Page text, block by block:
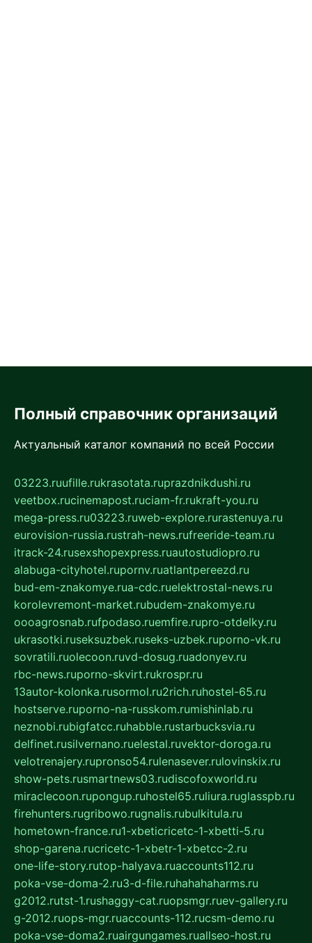
Полный справочник организаций
Актуальный каталог компаний по всей России
03223.ruufille.rukrasotata.ruprazdnikdushi.ru
veetbox.rucinemapost.ruciam-fr.rukraft-you.ru
mega-press.ru03223.ruweb-explore.rurastenuya.ru
eurovision-russia.rustrah-news.rufreeride-team.ru
itrack-24.rusexshopexpress.ruautostudiopro.ru
alabuga-cityhotel.rupornv.ruatlantpereezd.ru
bud-em-znakomye.rua-cdc.ruelektrostal-news.ru
korolevremont-market.rubudem-znakomye.ru
oooagrosnab.rufpodaso.ruemfire.rupro-otdelky.ru
ukrasotki.ruseksuzbek.ruseks-uzbek.ruporno-vk.ru
sovratili.ruolecoon.ruvd-dosug.ruadonyev.ru
rbc-news.ruporno-skvirt.rukrospr.ru
13autor-kolonka.rusormol.ru2rich.ruhostel-65.ru
hostserve.ruporno-na-russkom.rumishinlab.ru
neznobi.rubigfatcc.ruhabble.rustarbucksvia.ru
delfinet.rusilvernano.ruelestal.ruvektor-doroga.ru
velotrenajery.rupronso54.rulenasever.rulovinskix.ru
show-pets.rusmartnews03.rudiscofoxworld.ru
miraclecoon.rupongup.ruhostel65.ruliura.ruglasspb.ru
firehunters.rugribowo.rugnalis.rubulkitula.ru
hometown-france.ru1-xbeticricetc-1-xbetti-5.ru
shop-garena.rucricetc-1-xbetr-1-xbetcc-2.ru
one-life-story.rutop-halyava.ruaccounts112.ru
poka-vse-doma-2.ru3-d-file.ruhahahaharms.ru
g2012.rutst-1.rushaggy-cat.ruopsmgr.ruev-gallery.ru
g-2012.ruops-mgr.ruaccounts-112.rucsm-demo.ru
poka-vse-doma2.ruairgungames.ruallseo-host.ru